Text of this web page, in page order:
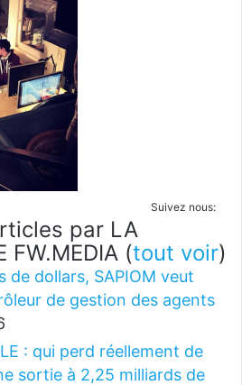
Suivez nous:
par LA
FW.MEDIA (tout voir)
de dollars, SAPIOM veut
de gestion des agents
: qui perd réellement de
sortie à 2,25 milliards de